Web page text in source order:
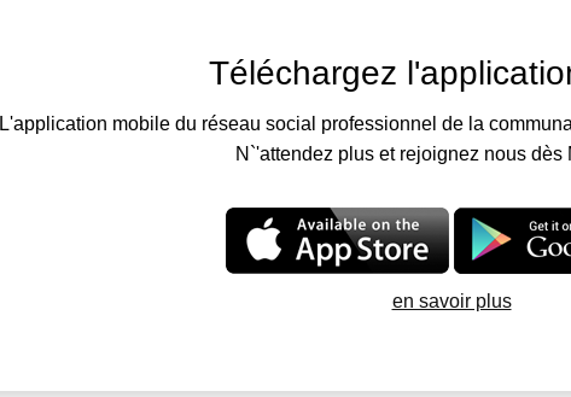
Téléchargez
L'application mobile du réseau social professionnel de la
N`'attendez plus et rejoignez nous dès
en savoir plus